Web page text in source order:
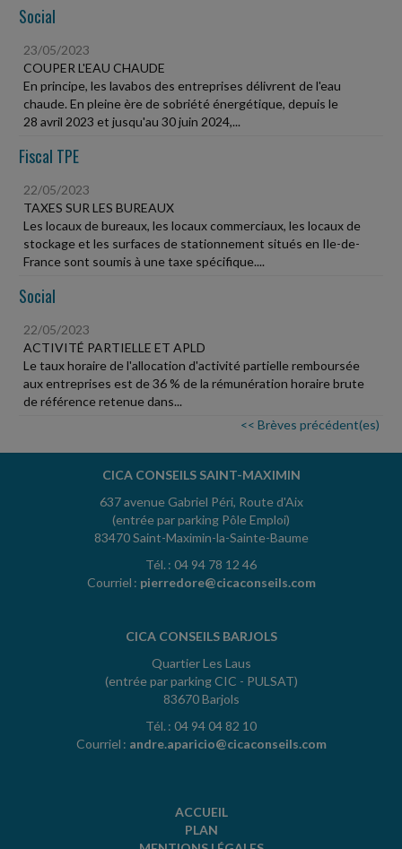
Social
23/05/2023
COUPER L'EAU CHAUDE
En principe, les lavabos des entreprises délivrent de l'eau
chaude. En pleine ère de sobriété énergétique, depuis le
28 avril 2023 et jusqu'au 30 juin 2024,...
Fiscal TPE
22/05/2023
TAXES SUR LES BUREAUX
Les locaux de bureaux, les locaux commerciaux, les locaux de
stockage et les surfaces de stationnement situés en Ile-de-
France sont soumis à une taxe spécifique....
Social
22/05/2023
ACTIVITÉ PARTIELLE ET APLD
Le taux horaire de l'allocation d'activité partielle remboursée
aux entreprises est de 36 % de la rémunération horaire brute
de référence retenue dans...
<< Brèves précédent(es)
CICA CONSEILS SAINT-MAXIMIN
637 avenue Gabriel Péri, Route d'Aix
(entrée par parking Pôle Emploi)
83470 Saint-Maximin-la-Sainte-Baume
Tél. : 04 94 78 12 46
Courriel : pierredore@cicaconseils.com
CICA CONSEILS BARJOLS
Quartier Les Laus
(entrée par parking CIC - PULSAT)
83670 Barjols
Tél. : 04 94 04 82 10
Courriel : andre.aparicio@cicaconseils.com
ACCUEIL
PLAN